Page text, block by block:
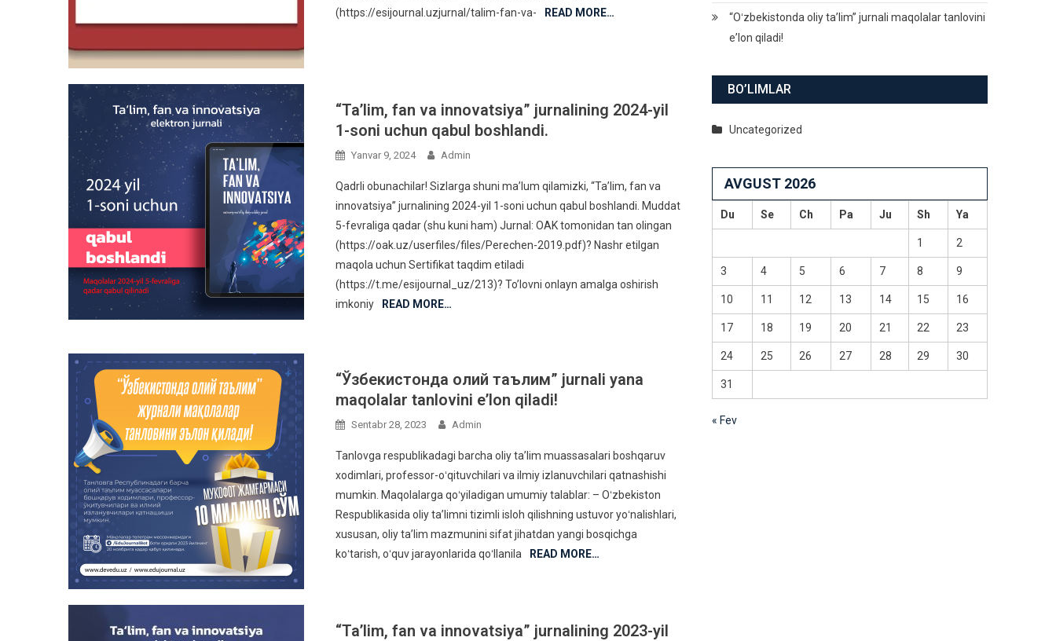
(https://esijournal.uzjurnal/talim-fan-va-
READ MORE…
“Ta’lim, fan va innovatsiya” jurnalining 2024-yil
1-soni uchun qabul boshlandi.
Yanvar 9, 2024 Admin
Qadrli obunachilar! Sizlarga shuni ma’lum qilamizki, “Ta’lim, fan va
innovatsiya” jurnalining 2024-yil 1-soni uchun qabul boshlandi. Muddat
5-fevraliga qadar (shu kuni ham) Jurnal: OAK tomonidan tan olingan
(https://oak.uz/userfiles/files/Perechen-2019.pdf)? Nashr etilgan
maqola uchun Sertifikat taqdim etiladi
(https://t.me/esijournal_uz/213)? To’lovni onlayn amalga oshirish
imkoniy
READ MORE…
“Ўзбекистонда олий таълим” jurnali yana
maqolalar tanlovini eʼlon qiladi!
Sentabr 28, 2023 Admin
Tanlovga respublikadagi barcha oliy taʼlim muassasalari boshqaruv
xodimlari, professor-oʻqituvchilari va ilmiy izlanuvchilari qatnashishi
mumkin. Maqolalarga qoʻyiladigan umumiy talablar: – Oʻzbekiston
Respublikasida oliy taʼlimni tizimli isloh qilishning ustuvor yoʻnalishlari,
xususan, oliy taʼlim mazmunini sifat jihatdan yangi bosqichga
koʻtarish, oʻquv jarayonlarida qoʻllanila
READ MORE…
“Ta’lim, fan va innovatsiya” jurnalining 2023-yil
“Oʻzbekistonda oliy taʼlim” jurnali maqolalar tanlovini
eʼlon qiladi!
BO’LIMLAR
Uncategorized
AVGUST 2026
Du Se Ch Pa Ju Sh Ya
1 2
3 4 5 6 7 8 9
10 11 12 13 14 15 16
17 18 19 20 21 22 23
24 25 26 27 28 29 30
31
« Fev